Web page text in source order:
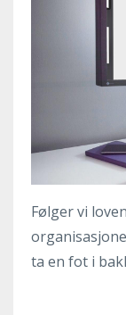
Følger vi
ta en fot i